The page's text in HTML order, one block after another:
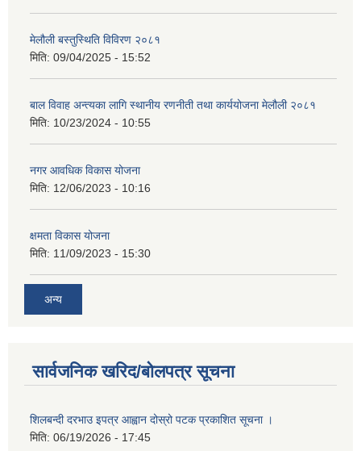
मेलौली बस्तुस्थिति विविरण २०८१
मिति: 09/04/2025 - 15:52
बाल विवाह अन्त्यका लागि स्थानीय रणनीती तथा कार्ययोजना मेलौली २०८१
मिति: 10/23/2024 - 10:55
नगर आवधिक विकास योजना
मिति: 12/06/2023 - 10:16
क्षमता विकास योजना
मिति: 11/09/2023 - 15:30
अन्य
सार्वजनिक खरिद/बोलपत्र सूचना
शिलबन्दी दरभाउ इपत्र आह्वान दोस्रो पटक प्रकाशित सूचना ।
मिति: 06/19/2026 - 17:45